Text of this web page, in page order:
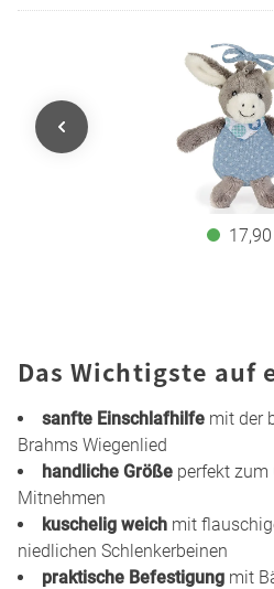
Das Wichtigste auf
sanfte Einschlafhilfe mit der
Brahms Wiegenlied
handliche Größe perfekt zum
Mitnehmen
kuschelig weich mit
niedlichen Schlenkerbeinen
praktische Befestigung mit